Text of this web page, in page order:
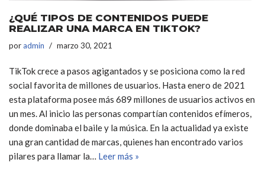
¿QUÉ TIPOS DE CONTENIDOS PUEDE
REALIZAR UNA MARCA EN TIKTOK?
poradmin marzo 30, 2021
TikTok crece a pasos agigantados y se posiciona como la red
social favorita de millones de usuarios. Hasta enero de 2021
esta plataforma posee más 689 millones de usuarios activos en
un mes. Al inicio las personas compartían contenidos efímeros,
donde dominaba el baile y la música. En la actualidad ya existe
una gran cantidad de marcas, quienes han encontrado varios
pilares para llamar la… Leer más »